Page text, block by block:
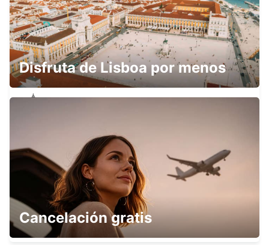
BERLÍN ESTACIÓN CENTRAL
BERLIN - GERMANY
BERLÍN ALEXANDERPLATZ
BERLIN - GERMANY
Disfruta de Lisboa por menos
Cancelación gratis